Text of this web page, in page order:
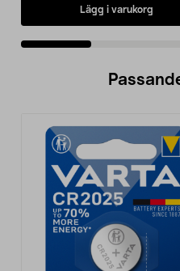
Lägg i varukorg